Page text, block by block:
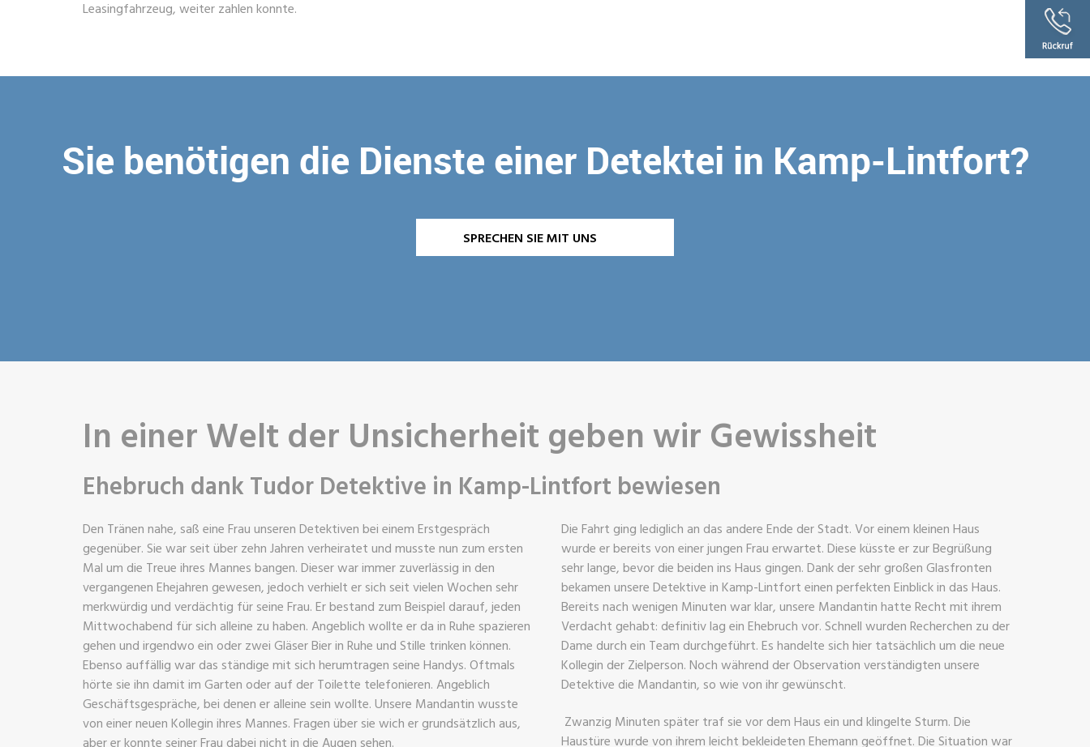
Leasingfahrzeug, weiter zahlen konnte.
Sie benötigen die Dienste einer Detektei in Kamp-Lintfort?
SPRECHEN SIE MIT UNS
In einer Welt der Unsicherheit geben wir Gewissheit
Ehebruch dank Tudor Detektive in Kamp-Lintfort bewiesen
Den Tränen nahe, saß eine Frau unseren Detektiven bei einem Erstgespräch
gegenüber. Sie war seit über zehn Jahren verheiratet und musste nun zum ersten
Mal um die Treue ihres Mannes bangen. Dieser war immer zuverlässig in den
vergangenen Ehejahren gewesen, jedoch verhielt er sich seit vielen Wochen sehr
merkwürdig und verdächtig für seine Frau. Er bestand zum Beispiel darauf, jeden
Mittwochabend für sich alleine zu haben. Angeblich wollte er da in Ruhe spazieren
gehen und irgendwo ein oder zwei Gläser Bier in Ruhe und Stille trinken können.
Ebenso auffällig war das ständige mit sich herumtragen seine Handys. Oftmals
hörte sie ihn damit im Garten oder auf der Toilette telefonieren. Angeblich
Geschäftsgespräche, bei denen er alleine sein wollte. Unsere Mandantin wusste
von einer neuen Kollegin ihres Mannes. Fragen über sie wich er grundsätzlich aus,
aber er konnte seiner Frau dabei nicht in die Augen sehen.
Die Fahrt ging lediglich an das andere Ende der Stadt. Vor einem kleinen Haus
wurde er bereits von einer jungen Frau erwartet. Diese küsste er zur Begrüßung
sehr lange, bevor die beiden ins Haus gingen. Dank der sehr großen Glasfronten
bekamen unsere Detektive in Kamp-Lintfort einen perfekten Einblick in das Haus.
Bereits nach wenigen Minuten war klar, unsere Mandantin hatte Recht mit ihrem
Verdacht gehabt: definitiv lag ein Ehebruch vor. Schnell wurden Recherchen zu der
Dame durch ein Team durchgeführt. Es handelte sich hier tatsächlich um die neue
Kollegin der Zielperson. Noch während der Observation verständigten unsere
Detektive die Mandantin, so wie von ihr gewünscht.
Zwanzig Minuten später traf sie vor dem Haus ein und klingelte Sturm. Die
Haustüre wurde von ihrem leicht bekleideten Ehemann geöffnet. Die Situation war